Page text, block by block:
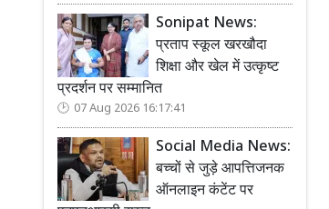
Sonipat News:
प्रताप स्कूल खरखौदा
शिक्षा और खेल में उत्कृष्ट
प्रदर्शन पर सम्मानित
07 Aug 2026 16:17:41
Social Media News:
बच्चों से जुड़े आपत्तिजनक
ऑनलाइन कंटेंट पर